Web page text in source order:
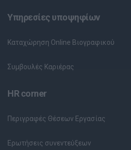
Υπηρεσίες υποψηφίων
Καταχώρηση Online Βιογραφικού
Συμβουλές Καριέρας
HR corner
Περιγραφές Θέσεων Εργασίας
Ερωτήσεις συνεντεύξεων